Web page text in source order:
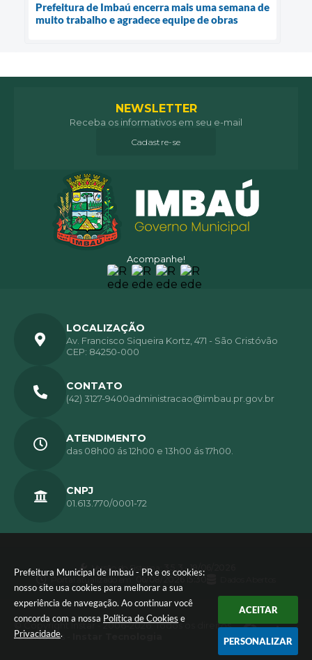
Prefeitura Municipal de Imbaú - PR e os cookies:
nosso site usa cookies para melhorar a sua
experiência de navegação. Ao continuar você
concorda com a nossa Política de Cookies e
Privacidade.
ACEITAR
PERSONALIZAR
Prefeitura de Imbaú encerra mais uma semana de
muito trabalho e agradece equipe de obras
Acompanhe!
NEWSLETTER
Receba os informativos em seu e-mail
Cadastre-se
LOCALIZAÇÃO
Av. Francisco Siqueira Kortz, 471 - São Cristóvão
CEP: 84250-000
CONTATO
(42) 3127-9400administracao@imbau.pr.gov.br
ATENDIMENTO
das 08h00 ás 12h00 e 13h00 ás 17h00.
CNPJ
01.613.770/0001-72
Versão do Sistema:
3.5.3 - 19/06/2026
Portal atualizado em:
© Copyright Instar - 2006-2026. Todos os direitos
reservados -